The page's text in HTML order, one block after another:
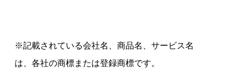
※記載されている会社名、商品名、サービス名
は、各社の商標または登録商標です。